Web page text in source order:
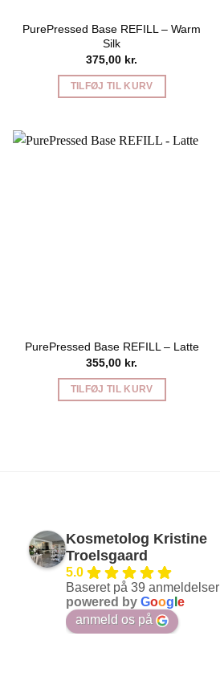
PurePressed Base REFILL – Warm
Silk
375,00 kr.
TILFØJ TIL KURV
PurePressed Base REFILL – Latte
355,00 kr.
TILFØJ TIL KURV
Kosmetolog Kristine
Troelsgaard
5.0
Baseret på 39 anmeldelser
powered by Goog e
anmeld os på